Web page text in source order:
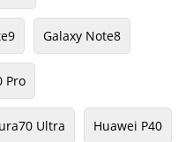
Galaxy Note8
Pro
Ultra Huawei P40